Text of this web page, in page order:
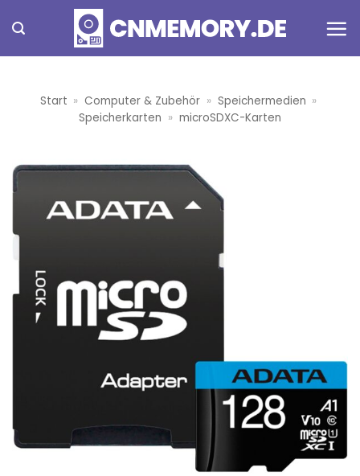
Inhalt
springen
Start » Computer & Zubehör » Speichermedien »
Speicherkarten » microSDXC-Karten